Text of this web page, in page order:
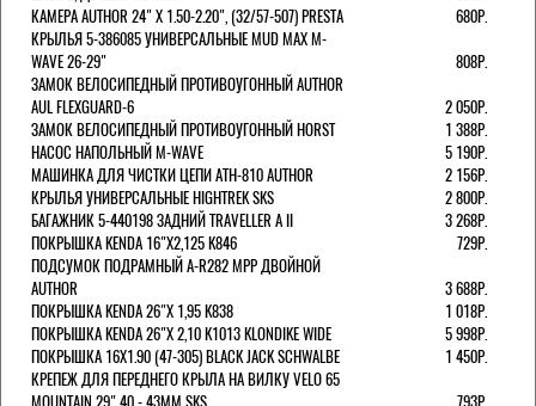
КАМЕРА AUTHOR 24" Х 1.50-2.20", (32/57-507) PRESTA
680Р.
КРЫЛЬЯ 5-386085 УНИВЕРСАЛЬНЫЕ MUD MAX M-
WAVE 26-29"
808Р.
ЗАМОК ВЕЛОСИПЕДНЫЙ ПРОТИВОУГОННЫЙ AUTHOR
AUL FLEXGUARD-6
2 050Р.
ЗАМОК ВЕЛОСИПЕДНЫЙ ПРОТИВОУГОННЫЙ HORST
1 388Р.
НАСОС НАПОЛЬНЫЙ M-WAVE
5 190Р.
МАШИНКА ДЛЯ ЧИСТКИ ЦЕПИ ATH-810 AUTHOR
2 156Р.
КРЫЛЬЯ УНИВЕРСАЛЬНЫЕ HIGHTREK SKS
2 800Р.
БАГАЖНИК 5-440198 ЗАДНИЙ TRAVELLER A II
3 268Р.
ПОКРЫШКА KENDA 16"Х2,125 K846
729Р.
ПОДСУМОК ПОДРАМНЫЙ A-R282 MPP ДВОЙНОЙ
AUTHOR
3 688Р.
ПОКРЫШКА KENDA 26"Х 1,95 K838
1 018Р.
ПОКРЫШКА KENDA 26"Х 2,10 K1013 KLONDIKE WIDE
5 998Р.
ПОКРЫШКА 16X1.90 (47-305) BLACK JACK SCHWALBE
1 450Р.
КРЕПЕЖ ДЛЯ ПЕРЕДНЕГО КРЫЛА НА ВИЛКУ VELO 65
MOUNTAIN 29" 40 - 43ММ SKS
793Р.